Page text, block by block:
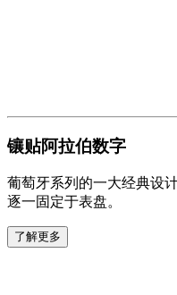
镶贴阿拉伯数字
葡萄牙系列的一大经典设
逐一固定于表盘。
了解更多